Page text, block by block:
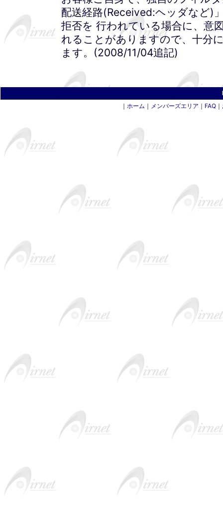
配送経路(Received:ヘッダなど)
拒否を 行われている場合に、意
れることがありますので、十分
ます。(2008/11/04追記)
｜ ホーム ｜ メンバーズエリア ｜ FAQ｜